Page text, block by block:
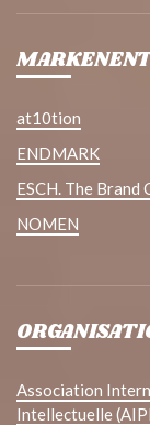
at10tion
ENDMARK
ESCH. The Brand
NOMEN
Association
Intellectuelle